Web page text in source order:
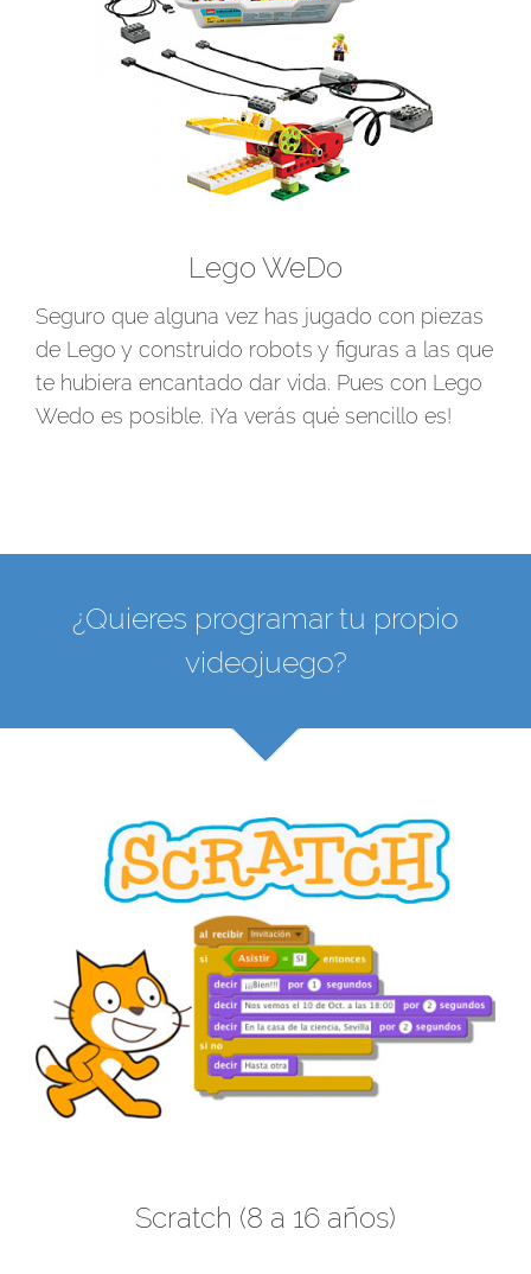
Lego WeDo
Seguro que alguna vez has jugado con piezas
de Lego y construido robots y figuras a las que
te hubiera encantado dar vida. Pues con Lego
Wedo es posible. ¡Ya verás qué sencillo es!
¿Quieres programar tu propio
videojuego?
Scratch (8 a 16 años)